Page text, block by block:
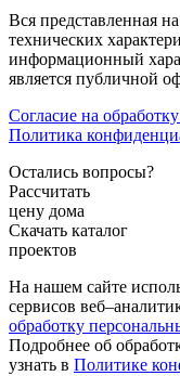
Вся представленная
технических
информационный
является публичной
Согласие на
Политика
Остались вопросы?
Рассчитать
цену дома
Скачать каталог
проектов
На нашем сайте
сервисов
обработку
Подробнее об
узнать в Политике